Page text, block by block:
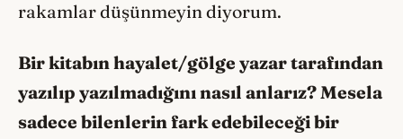
rakamlar düşünmeyin diyorum.
Bir kitabın hayalet/gölge yazar tarafından
yazılıp yazılmadığını nasıl anlarız? Mesela
sadece bilenlerin fark edebileceği bir